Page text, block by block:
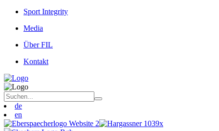
Sport Integrity
Media
Über FIL
Kontakt
de
en